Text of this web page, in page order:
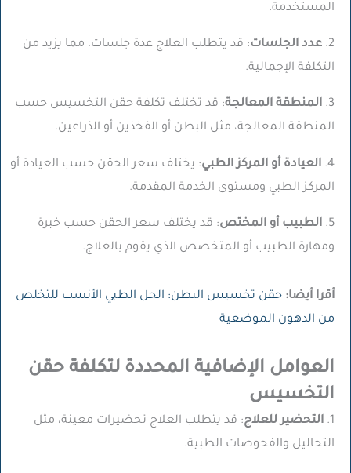
المستخدمة.
2. عدد الجلسات: قد يتطلب العلاج عدة جلسات، مما يزيد من
التكلفة الإجمالية.
3. المنطقة المعالجة: قد تختلف تكلفة حقن التخسيس حسب
المنطقة المعالجة، مثل البطن أو الفخذين أو الذراعين.
4. العيادة أو المركز الطبي: يختلف سعر الحقن حسب العيادة أو
المركز الطبي ومستوى الخدمة المقدمة.
5. الطبيب أو المختص: قد يختلف سعر الحقن حسب خبرة
ومهارة الطبيب أو المتخصص الذي يقوم بالعلاج.
أقرا أيضا: حقن تخسيس البطن: الحل الطبي الأنسب للتخلص
من الدهون الموضعية
العوامل الإضافية المحددة لتكلفة حقن
التخسيس
1. التحضير للعلاج: قد يتطلب العلاج تحضيرات معينة، مثل
التحاليل والفحوصات الطبية.